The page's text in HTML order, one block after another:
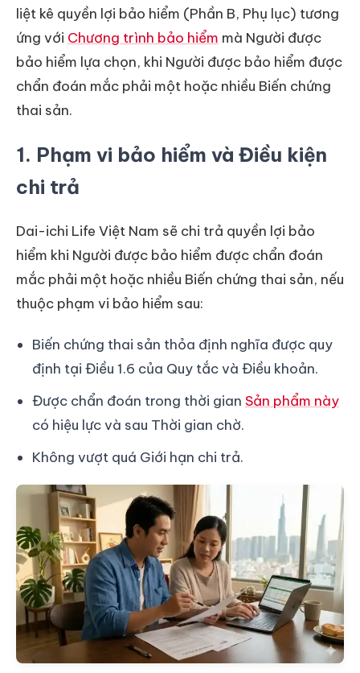
liệt kê quyền lợi bảo hiểm (Phần B, Phụ lục) tương
ứng với Chương trình bảo hiểm mà Người được
bảo hiểm lựa chọn, khi Người được bảo hiểm được
chẩn đoán mắc phải một hoặc nhiều Biến chứng
thai sản.
1. Phạm vi bảo hiểm và Điều kiện
chi trả
Dai-ichi Life Việt Nam sẽ chi trả quyền lợi bảo
hiểm khi Người được bảo hiểm được chẩn đoán
mắc phải một hoặc nhiều Biến chứng thai sản, nếu
thuộc phạm vi bảo hiểm sau:
Biến chứng thai sản thỏa định nghĩa được quy
định tại Điều 1.6 của Quy tắc và Điều khoản.
Được chẩn đoán trong thời gian Sản phẩm này
có hiệu lực và sau Thời gian chờ.
Không vượt quá Giới hạn chi trả.